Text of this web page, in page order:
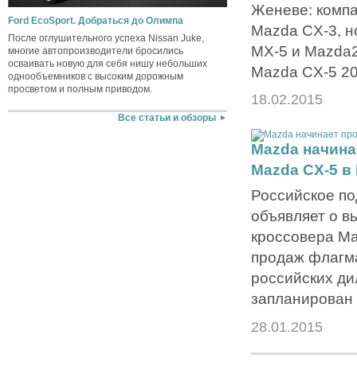
Ford EcoSport. Добраться до Олимпа
После оглушительного успеха Nissan Juke,
многие автопроизводители бросились
осваивать новую для себя нишу небольших
однообъемников с высоким дорожным
просветом и полным приводом.
Все статьи и обзоры
Женеве:
Mazda CX-3,
MX-5 и
Mazda CX-5
18.02.2015
Mazda
Mazda CX-5
Российское
объявляет о
кроссовера
продаж
российских
28.01.2015